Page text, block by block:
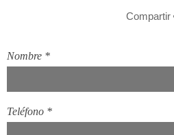
Compartir
Nombre *
Teléfono *